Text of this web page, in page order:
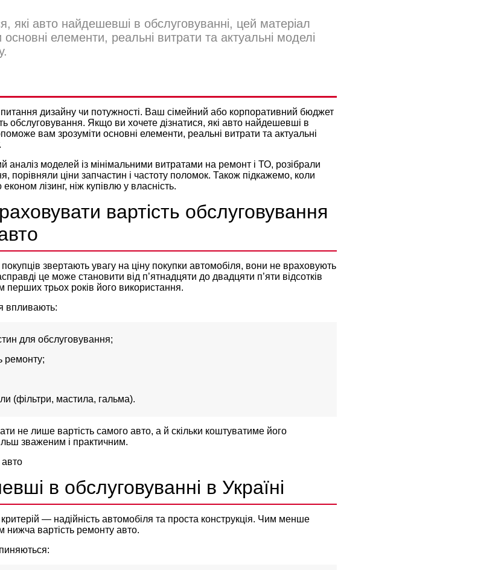
які авто найдешевші в обслуговуванні, цей матеріал
елементи, реальні витрати та актуальні моделі
дизайну чи потyжності. Ваш сімейний або корпоративний бюджет
обслуговування. Якщо ви хочете дізнатися, які авто найдешевші в
вам зрозуміти основні елементи, реальні витрати та актуальні
аналіз моделей із мінімальними витратами на ремонт і ТО, розібрали
порівняли ціни запчастин і частоту поломок. Також підкажемо, коли
економ лізинг, ніж купівлю у власність.
вартість обслуговування
звертають увагу на ціну покупки автомобіля, вони не враховують
це може становити від п’ятнадцяти до двадцяти п’яти відсотків
перших трьох років його використання.
впливають:
для обслуговування;
ремонту;
(фільтри, мастила, гальма).
не лише вартість самого авто, а й скільки коштуватиме його
зваженим і практичним.
в обслуговуванні в Україні
— надійність автомобіля та проста конструкція. Чим менше
нижча вартість ремонту авто.